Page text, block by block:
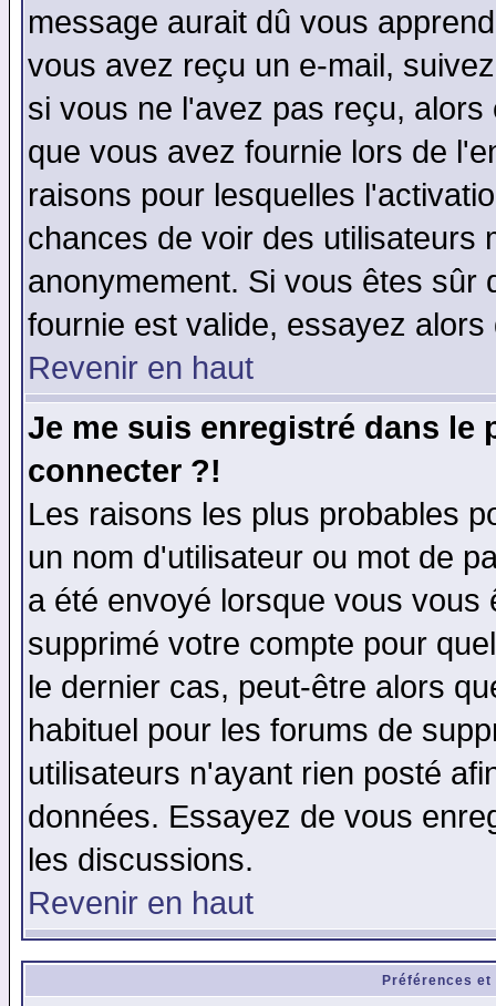
message aurait dû vous
vous avez reçu un e-mail,
si vous ne l'avez pas reçu,
que vous avez fournie lors de
raisons pour lesquelles
chances de voir des utilisateurs
anonymement. Si vous êtes sûr
fournie est valide, essayez
Revenir en haut
Je me suis enregistré dans le
connecter ?!
Les raisons les plus probables
un nom d'utilisateur ou mot de
a été envoyé lorsque vous
supprimé votre compte pour
le dernier cas, peut-être alors
habituel pour les forums de
utilisateurs n'ayant rien posté
données. Essayez de vous
les discussions.
Revenir en haut
Préférences